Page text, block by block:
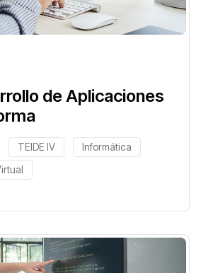
de Aplicaciones
TEIDE IV
Informática